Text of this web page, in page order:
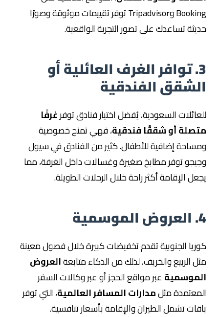
Booking وTripadvisor توفر تقييمات موثوقة وصورًا
حديثة تساعدك على تصور التجربة الواقعية.
3. توافر الغرف العائلية أو
الشقق الفندقية
للعائلات السعودية، يُفضل اختيار فنادق توفرغرفًا
متصلة أو شققًا فندقية، فهي تمنح خصوصية
ومساحة إضافية للأطفال. كثير من الفنادق في سيول
وجيجو توفر مطابخ صغيرة وغسالات داخل الغرفة، مما
يجعل الإقامة أكثر راحة خلال الرحلات الطويلة.
4. العروض الموسمية
كوريا الجنوبية تقدم تخفيضات كبيرة خلال فصول معينة
مثل الربيع والخريف، لذلك من الذكاء متابعةالعروض
الموسمية عبر مواقع الحجز أو عبر وكالات السفر
المعتمدة مثلمدارات المسافر العالمية، التي توفر
باقات تشمل الطيران والإقامة بأسعار تنافسية.